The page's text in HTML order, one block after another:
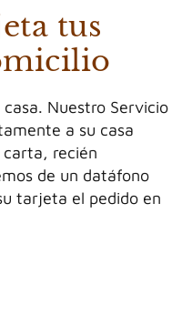
tus
Nuestro Servicio
a su casa
recién
de un datáfono
tarjeta el pedido en